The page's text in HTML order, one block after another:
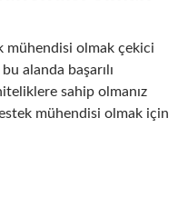
mühendisi olmak çekici
alanda başarılı
sahip olmanız
mühendisi olmak için